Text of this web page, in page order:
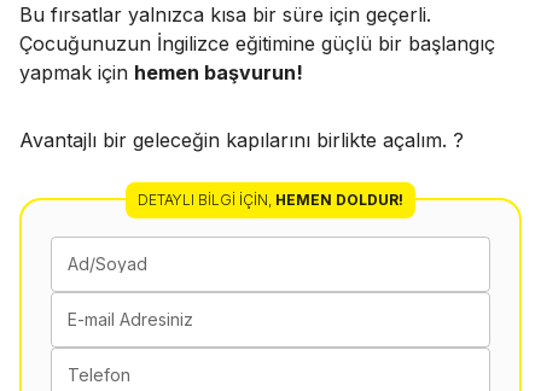
Bu fırsatlar yalnızca kısa bir süre için geçerli.
Çocuğunuzun İngilizce eğitimine güçlü bir başlangıç
yapmak için hemen başvurun!
Avantajlı bir geleceğin kapılarını birlikte açalım. ?
DETAYLI BILGI İÇIN HEMEN DOLDUR!
Ad/Soyad
E-mail Adresiniz
Telefon